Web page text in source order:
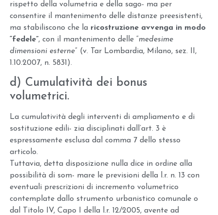
rispetto della volumetria e della sago- ma per
consentire il mantenimento delle distanze preesistenti,
ma stabiliscono che la ricostruzione avvenga in modo
“fedele”, con il mantenimento delle “medesime
dimensioni esterne” (v. Tar Lombardia, Milano, sez. II,
1.10.2007, n. 5831).
d) Cumulatività dei bonus
volumetrici.
La cumulatività degli interventi di ampliamento e di
sostituzione edili- zia disciplinati dall’art. 3 è
espressamente esclusa dal comma 7 dello stesso
articolo.
Tuttavia, detta disposizione nulla dice in ordine alla
possibilità di som- mare le previsioni della l.r. n. 13 con
eventuali prescrizioni di incremento volumetrico
contemplate dallo strumento urbanistico comunale o
dal Titolo IV, Capo I della l.r. 12/2005, avente ad